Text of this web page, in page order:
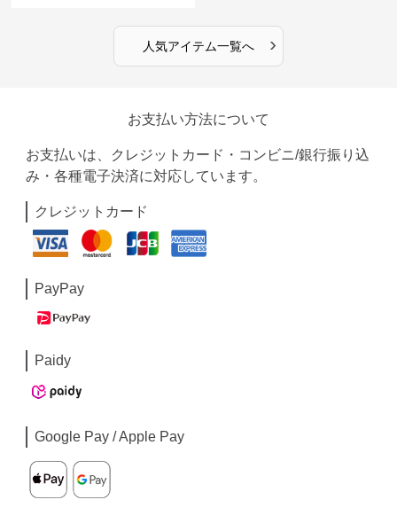
人気アイテム一覧へ ›
お支払い方法について
お支払いは、クレジットカード・コンビニ/銀行振り込
み・各種電子決済に対応しています。
クレジットカード
PayPay
Paidy
Google Pay / Apple Pay